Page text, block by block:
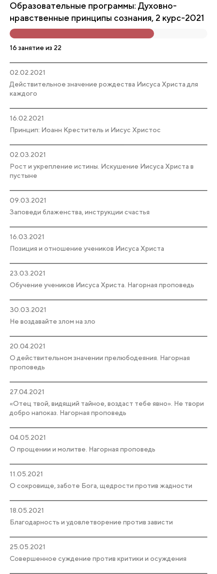
Образовательные программы: Духовно-
нравственные принципы сознания, 2 курс-2021
16 занятие из 22
02.02.2021
Действительное значение рождества Иисуса Христа для
каждого
16.02.2021
Принцип: Иоанн Креститель и Иисус Христос
02.03.2021
Рост и укрепление истины. Искушение Иисуса Христа в
пустыне
09.03.2021
Заповеди блаженства, инструкции счастья
16.03.2021
Позиция и отношение учеников Иисуса Христа
23.03.2021
Обучение учеников Иисуса Христа. Нагорная проповедь
30.03.2021
Не воздавайте злом на зло
20.04.2021
О действительном значении прелюбодеяния. Нагорная
проповедь
27.04.2021
«Отец твой, видящий тайное, воздаст тебе явно». Не твори
добро напоказ. Нагорная проповедь
04.05.2021
О прощении и молитве. Нагорная проповедь
11.05.2021
О сокровище, заботе Бога, щедрости против жадности
18.05.2021
Благодарность и удовлетворение против зависти
25.05.2021
Совершенное суждение против критики и осуждения